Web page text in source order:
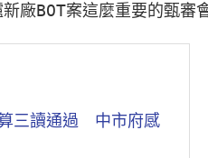
廠BOT案這麼重要的甄審
三讀通過 中市府感